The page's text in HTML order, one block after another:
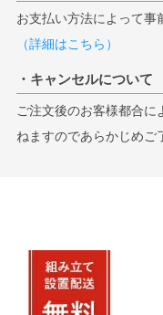
お支払い方法によって事
（詳細はこちら）
・キャンセルについて
ご注文後のお客様都合に
ねますのであらかじめご